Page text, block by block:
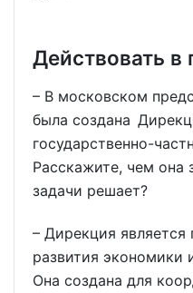
Действовать в
– В московском
была создана
государственно-
Расскажите, чем она
задачи решает?
– Дирекция
развития экономики
Она создана для